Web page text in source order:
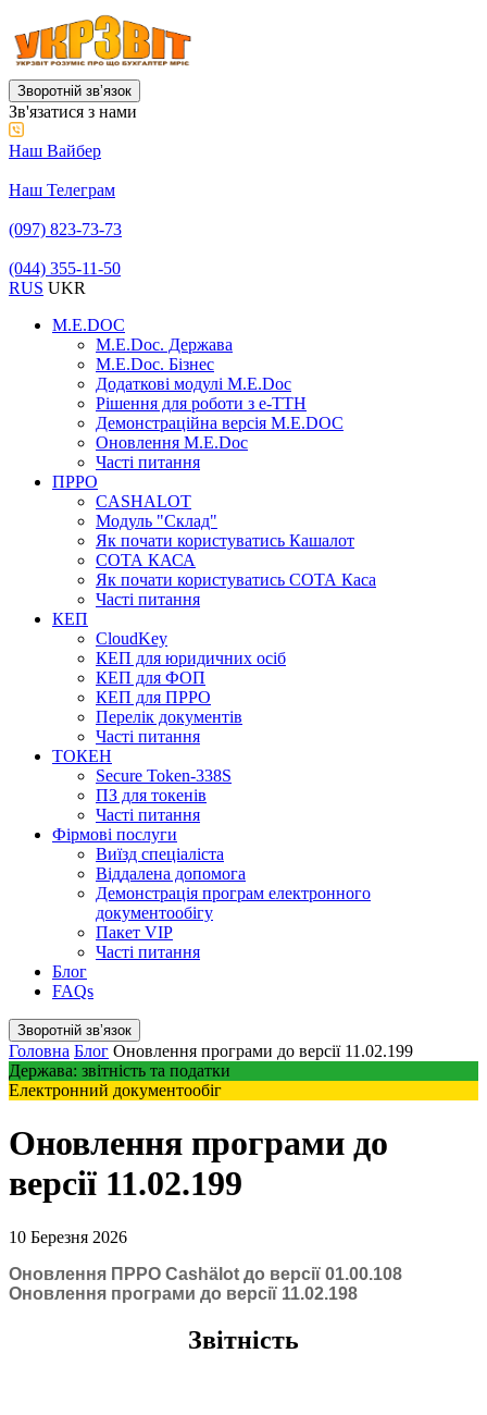
Зворотній звʼязок
Зв'язатися з нами
Наш Вайбер
Наш Телеграм
(097) 823-73-73
(044) 355-11-50
RUS UKR
M.E.DOC
M.E.Doc. Держава
M.E.Doc. Бізнес
Додаткові модулі M.E.Doc
Рішення для роботи з е-ТТН
Демонстраційна версія M.E.DOC
Оновлення M.E.Doc
Часті питання
ПРРО
CASHALOT
Модуль "Склад"
Як почати користуватись Кашалот
СОТА КАСА
Як почати користуватись СОТА Каса
Часті питання
КЕП
CloudKey
КЕП для юридичних осіб
КЕП для ФОП
КЕП для ПРРО
Перелік документів
Часті питання
ТОКЕН
Secure Token-338S
ПЗ для токенів
Часті питання
Фірмові послуги
Виїзд спеціаліста
Віддалена допомога
Демонстрація програм електронного
документообігу
Пакет VIP
Часті питання
Блог
FAQs
Зворотній звʼязок
Головна Блог Оновлення програми до версії 11.02.199
Держава: звітність та податки
Електронний документообіг
Оновлення програми до
версії 11.02.199
10 Березня 2026
Оновлення ПРРО Cashӓlot до версії 01.00.108
Оновлення програми до версії 11.02.198
Звітність